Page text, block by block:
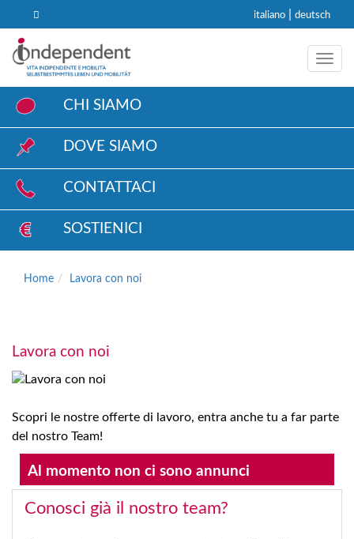
italiano deutsch
CHI SIAMO
DOVE SIAMO
CONTATTACI
SOSTIENICI
Home Lavora con noi
Lavora con noi
Scopri le nostre offerte di lavoro, entra anche tu a far parte
del nostro Team!
Al momento non ci sono annunci
Conosci già il nostro team?